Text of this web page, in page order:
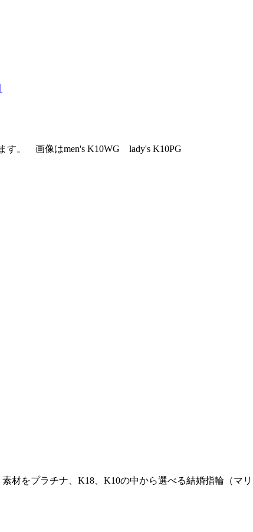
す。 画像はmen's K10WG lady's K10PG
材をプラチナ、K18、K10の中から選べる結婚指輪（